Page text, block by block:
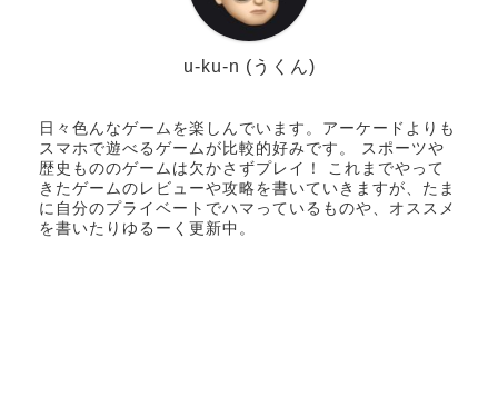
u-ku-n (うくん)
日々色んなゲームを楽しんでいます。アーケードよりも
スマホで遊べるゲームが比較的好みです。 スポーツや
歴史もののゲームは欠かさずプレイ！ これまでやって
きたゲームのレビューや攻略を書いていきますが、たま
に自分のプライベートでハマっているものや、オススメ
を書いたりゆるーく更新中。